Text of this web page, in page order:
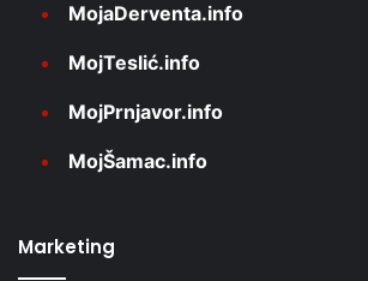
MojaDerventa.info
MojTeslić.info
MojPrnjavor.info
MojŠamac.info
Marketing